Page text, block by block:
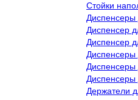
Стойки
Диспенсеры
Диспенсер
Диспенсер
Диспенсеры
Диспенсеры
Держатели